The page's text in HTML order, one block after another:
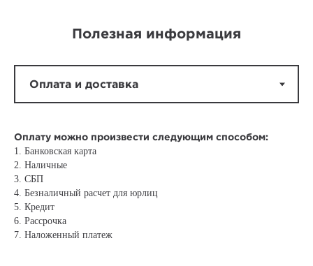
Полезная информация
Оплату можно произвести следующим способом:
1. Банковская карта
2. Наличные
3. СБП
4. Безналичный расчет для юрлиц
5. Кредит
6. Рассрочка
7. Наложенный платеж